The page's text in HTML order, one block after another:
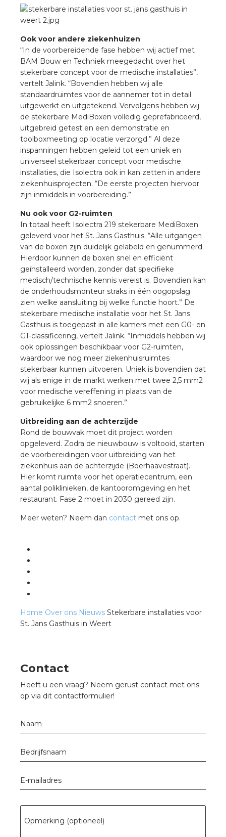
Ook voor andere ziekenhuizen
“In de voorbereidende fase hebben wij actief met
BAM Bouw en Techniek meegedacht over het
stekerbare concept voor de medische installaties”,
vertelt Jalink. “Bovendien hebben wij alle
standaardruimtes voor de aannemer tot in detail
uitgewerkt en uitgetekend. Vervolgens hebben wij
de stekerbare MediBoxen volledig geprefabriceerd,
uitgebreid getest en een demonstratie en
toolboxmeeting op locatie verzorgd.” Al deze
inspanningen hebben geleid tot een uniek en
universeel stekerbaar concept voor medische
installaties, die Isolectra ook in kan zetten in andere
ziekenhuisprojecten. “De eerste projecten hiervoor
zijn inmiddels in voorbereiding.”
Nu ook voor G2-ruimten
In totaal heeft Isolectra 219 stekerbare MediBoxen
geleverd voor het St. Jans Gasthuis. “Alle uitgangen
van de boxen zijn duidelijk gelabeld en genummerd.
Hierdoor kunnen de boxen snel en efficiënt
geïnstalleerd worden, zonder dat specifieke
medisch/technische kennis vereist is. Bovendien kan
de onderhoudsmonteur straks in één oogopslag
zien welke aansluiting bij welke functie hoort.” De
stekerbare medische installatie voor het St. Jans
Gasthuis is toegepast in alle kamers met een G0- en
G1-classificering, vertelt Jalink. “Inmiddels hebben wij
ook oplossingen beschikbaar voor G2-ruimten,
waardoor we nog meer ziekenhuisruimtes
stekerbaar kunnen uitvoeren. Uniek is bovendien dat
wij als enige in de markt werken met twee 2,5 mm2
voor medische vereffening in plaats van de
gebruikelijke 6 mm2 snoeren.”
Uitbreiding aan de achterzijde
Rond de bouwvak moet dit project worden
opgeleverd. Zodra de nieuwbouw is voltooid, starten
de voorbereidingen voor uitbreiding van het
ziekenhuis aan de achterzijde (Boerhaavestraat).
Hier komt ruimte voor het operatiecentrum, een
aantal poliklinieken, de kantooromgeving en het
restaurant. Fase 2 moet in 2030 gereed zijn.
Meer weten? Neem dan contact met ons op.
Home Over ons Nieuws Stekerbare installaties voor
St. Jans Gasthuis in Weert
Contact
Heeft u een vraag? Neem gerust contact met ons
op via dit contactformulier!
Naam
Bedrijfsnaam
E-mailadres
Opmerking (optioneel)